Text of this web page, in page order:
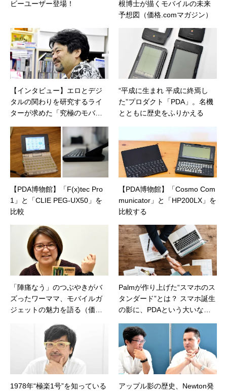
ビーユーザー登場！
根博士が描くモバイルの未来
予想図（価格.comマガジン）
【インタビュー】エロとデジ
タルの関わりを研究するライ
ターが求めた「究極のモバイ
“平成に生まれ 平成に終焉し
た”プロダクト「PDA」。名機
とともに歴史をふりかえる
【PDA博物館】「F(x)tec Pro
1」と「CLIE PEG-UX50」を
比較
【PDA博物館】「Cosmo Com
municator」と「HP200LX」を
比較する
「陣痛なう」のつぶやきがバ
ズったワーママ、モバイルガ
ジェットの魅力を語る（価格.c
Palmが作り上げた“スマホのス
タンダード”とは？ スマホ誕生
の影に、PDAという大いなる
ン）
1978年“極楽1号”を知っている
アップル影の歴史、Newton発